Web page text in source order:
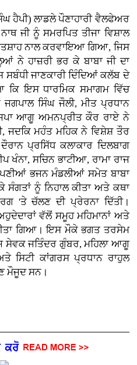
ਹੈਪੀ)ਲਾਡਲੇ ਪੌਣਾਹਾਰੀ ਵੈਲਫੇਅਰ
ਜੀ ਨੂੰ ਸਮਰਪਿਤ ਤੀਜਾ ਵਿਸ਼ਾਲ
ਨਾਲ ਕਰਵਾਇਆ ਗਿਆ, ਜਿਸ
ਨੇ ਹਾਜ਼ਰੀ ਭਰ ਕੇ ਬਾਬਾ ਜੀ ਦਾ
ਜਾਣਕਾਰੀ ਦਿੰਦਿਆਂ ਕਲੱਬ ਦੇ
ਕਿ ਇਸ ਧਾਰਮਿਕ ਸਮਾਗਮ ਵਿੱਚ
ਸਿੰਘ ਜੌਲੀ, ਮੀਤ ਪ੍ਰਧਾਨ
ਆਗੂ ਅਮਨਪ੍ਰੀਤ ਕੌਰ ਰਾਏ ਨੇ
ਜਦਕਿ ਮਹੰਤ ਮਹਿਕ ਨੇ ਵਿਸ਼ੇਸ਼ ਤੌਰ
ਪ੍ਰਸਿੱਧ ਕਲਾਕਾਰ ਦਿਲਬਾਗ
ਖੰਨਾ, ਸਚਿਨ ਭਾਟੀਆ, ਰਾਮਾ ਰਾਜ
ਭਜਨ ਮੰਡਲੀਆਂ ਸਮੇਤ ਬਾਬਾ
ਸੰਗਤਾਂ ਨੂੰ ਨਿਹਾਲ ਕੀਤਾ ਅਤੇ ਕਥਾ
'ਤੇ ਚੱਲਣ ਦੀ ਪ੍ਰੇਰਨਾ ਦਿੱਤੀ।
ਵੱਲੋਂ ਸਮੂਹ ਮਹਿਮਾਨਾਂ ਅਤੇ
ਗਿਆ। ਇਸ ਮੌਕੇ ਭਗਤ ਤਰਸੇਮ
ਸੇਵਕ ਜਤਿੰਦਰ ਗੁੰਬਰ, ਮਹਿਲਾ ਆਗੂ
ਸਿਟੀ ਕਾਂਗਰਸ ਪ੍ਰਧਾਨ ਰਾਹੁਲ
ਮੌਜੂਦ ਸਨ।